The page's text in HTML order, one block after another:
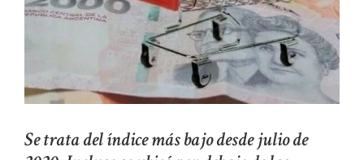
Se trata del índice más bajo desde julio de